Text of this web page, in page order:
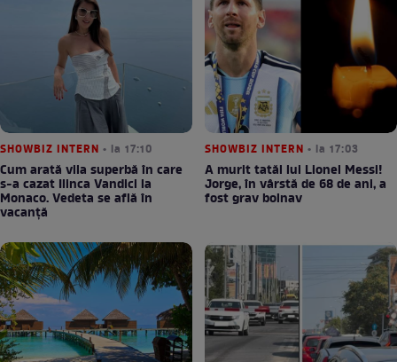
SHOWBIZ INTERN • la 17:10
Cum arată vila superbă în care
s-a cazat Ilinca Vandici la
Monaco. Vedeta se află în
vacanță
SHOWBIZ INTERN • la 17:03
A murit tatăl lui Lionel Messi!
Jorge, în vârstă de 68 de ani, a
fost grav bolnav